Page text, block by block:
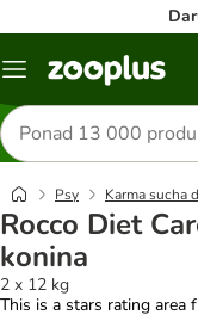
Menu
Szukaj
produktów
Psy Karma sucha
Rocco Diet
konina
2 x 12 kg
This is a stars rating area